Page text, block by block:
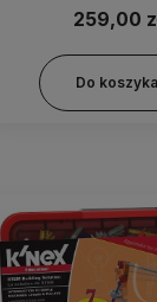
259,00
Do koszyka